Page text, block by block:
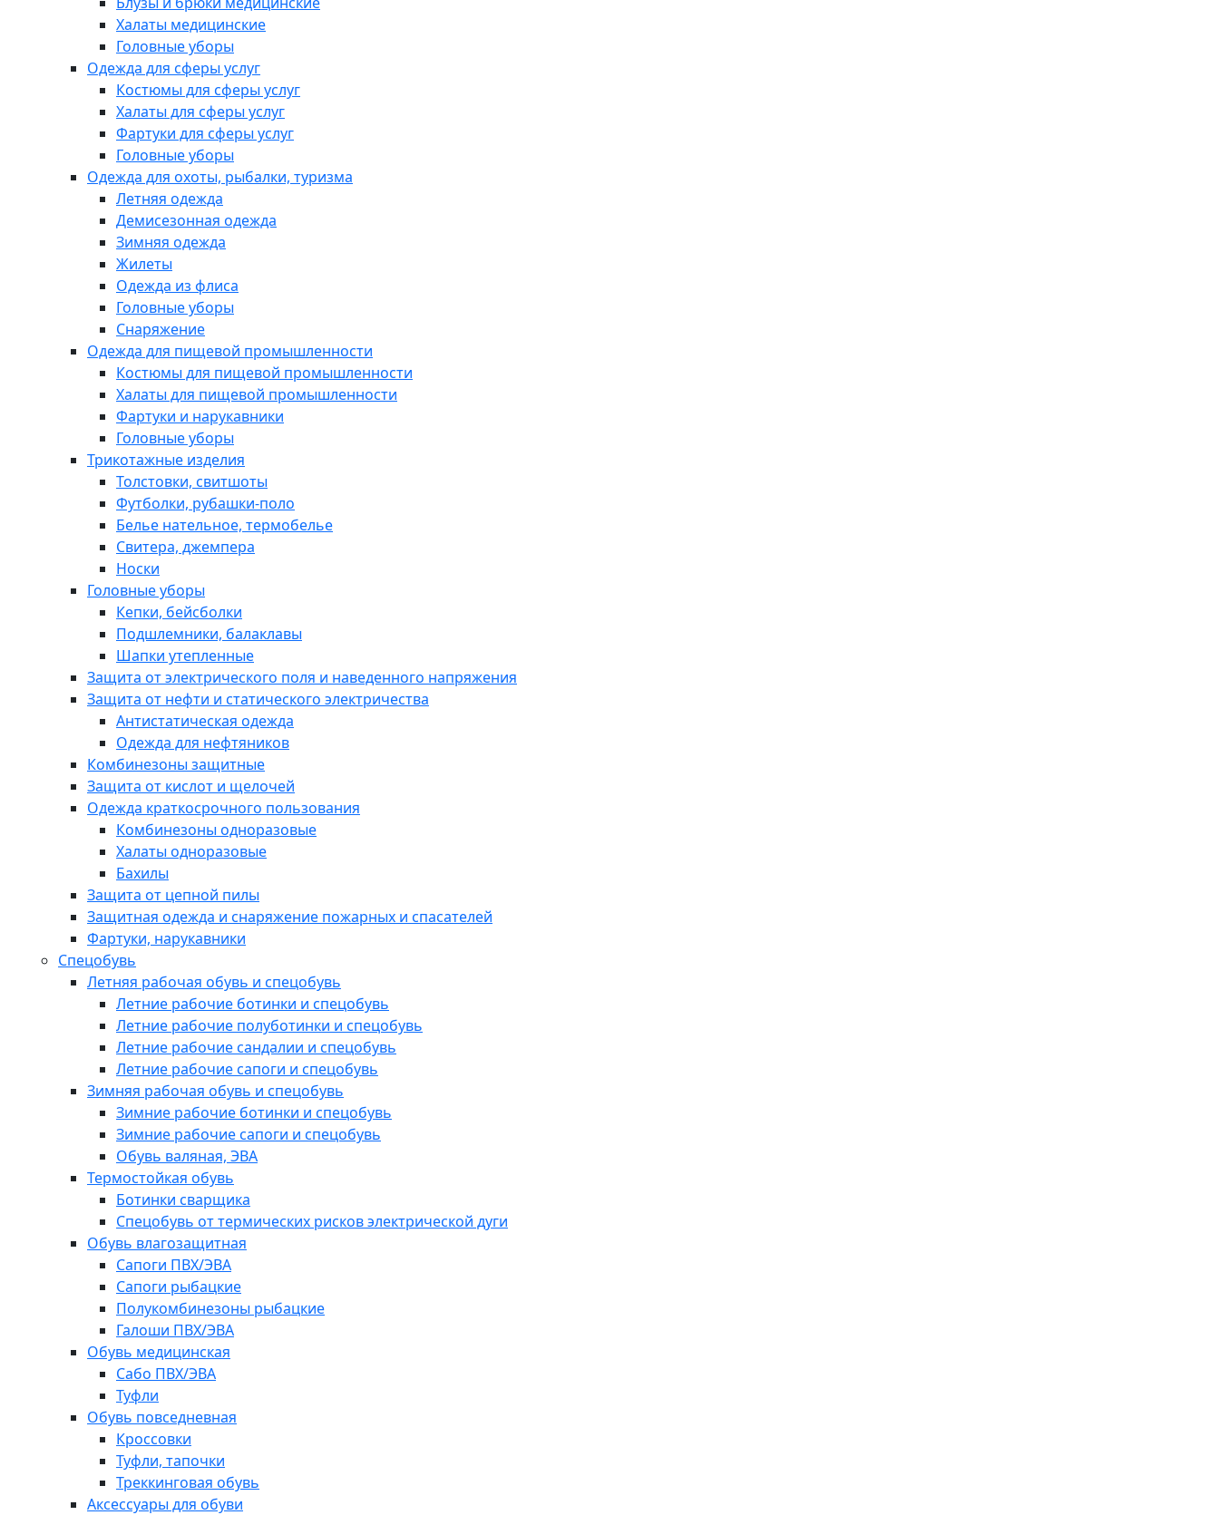
Халаты медицинские
Головные уборы
Одежда для сферы услуг
Костюмы для сферы услуг
Халаты для сферы услуг
Фартуки для сферы услуг
Головные уборы
Одежда для охоты, рыбалки, туризма
Летняя одежда
Демисезонная одежда
Зимняя одежда
Жилеты
Одежда из флиса
Головные уборы
Снаряжение
Одежда для пищевой промышленности
Костюмы для пищевой промышленности
Халаты для пищевой промышленности
Фартуки и нарукавники
Головные уборы
Трикотажные изделия
Толстовки, свитшоты
Футболки, рубашки-поло
Белье нательное, термобелье
Свитера, джемпера
Носки
Головные уборы
Кепки, бейсболки
Подшлемники, балаклавы
Шапки утепленные
Защита от электрического поля и наведенного напряжения
Защита от нефти и статического электричества
Антистатическая одежда
Одежда для нефтяников
Комбинезоны защитные
Защита от кислот и щелочей
Одежда краткосрочного пользования
Комбинезоны одноразовые
Халаты одноразовые
Бахилы
Защита от цепной пилы
Защитная одежда и снаряжение пожарных и спасателей
Фартуки, нарукавники
Спецобувь
Летняя рабочая обувь и спецобувь
Летние рабочие ботинки и спецобувь
Летние рабочие полуботинки и спецобувь
Летние рабочие сандалии и спецобувь
Летние рабочие сапоги и спецобувь
Зимняя рабочая обувь и спецобувь
Зимние рабочие ботинки и спецобувь
Зимние рабочие сапоги и спецобувь
Обувь валяная, ЭВА
Термостойкая обувь
Ботинки сварщика
Спецобувь от термических рисков электрической дуги
Обувь влагозащитная
Сапоги ПВХ/ЭВА
Сапоги рыбацкие
Полукомбинезоны рыбацкие
Галоши ПВХ/ЭВА
Обувь медицинская
Сабо ПВХ/ЭВА
Туфли
Обувь повседневная
Кроссовки
Туфли, тапочки
Треккинговая обувь
Аксессуары для обуви